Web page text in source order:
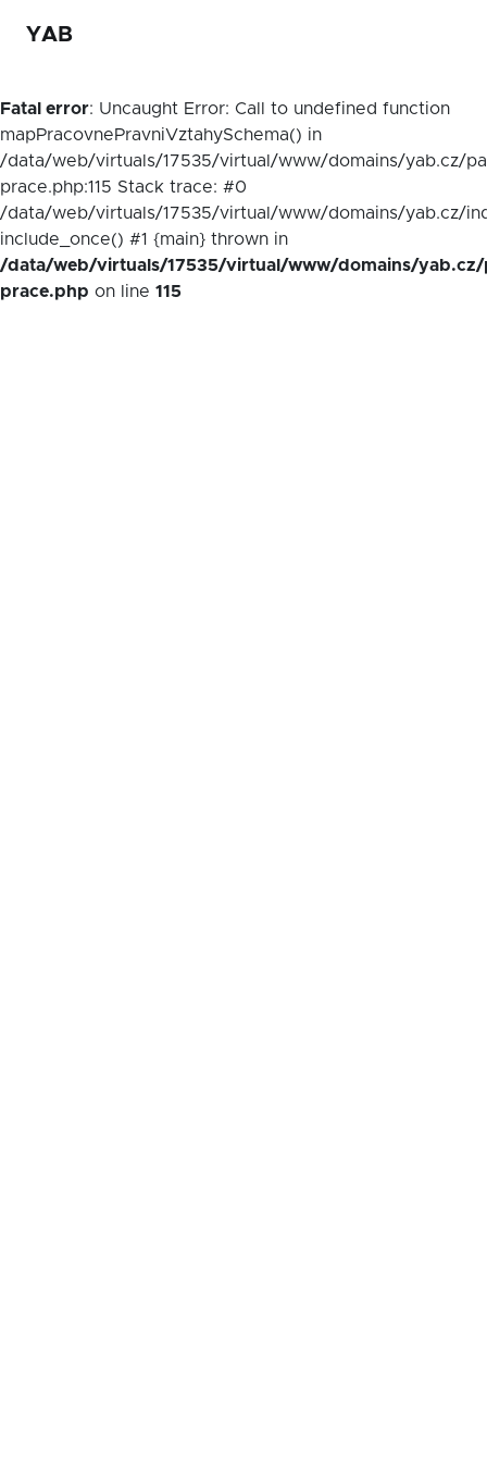
YAB
Fatal error: Uncaught Error: Call to undefined function
mapPracovnePravniVztahySchema() in
/data/web/virtuals/17535/virtual/www/domains/yab.cz/
prace.php:115 Stack trace: #0
/data/web/virtuals/17535/virtual/www/domains/yab.cz/
include_once() #1 {main} thrown in
/data/web/virtuals/17535/virtual/www/domains/yab.cz/
prace.php on line 115